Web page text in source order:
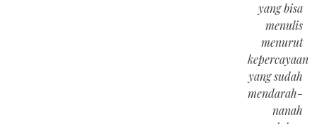
yang bisa
menulis
menurut
kepercayaan
yang sudah
mendarah-
nanah